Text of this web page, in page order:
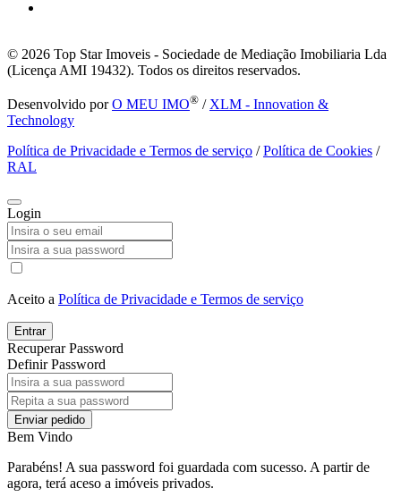
© 2026 Top Star Imoveis - Sociedade de Mediação Imobiliaria Lda
(Licença AMI 19432). Todos os direitos reservados.
Desenvolvido porO MEU IMO® / XLM - Innovation &
Technology
Política de Privacidade e Termos de serviço /Política de Cookies /
RAL
Login
Aceito a Política de Privacidade e Termos de serviço
Entrar
Recuperar Password
Definir Password
Enviar pedido
Bem Vindo
Parabéns! A sua password foi guardada com sucesso. A partir de
agora, terá aceso a imóveis privados.